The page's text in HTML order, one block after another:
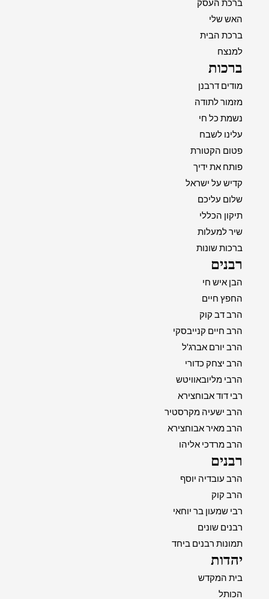
ברכת העסק
האש שלי
ברכת הבית
למנצח
ברכות
מודים דרבנן
מזמור לתודה
נשמת כל חי
עלינו לשבח
פטום הקטורת
פותח את ידיך
קדיש על ישראל
שלום עליכם
תיקון הכללי
שיר למעלות
ברכות שונות
רבנים
הבן איש חי
החפץ חיים
הרב דב קוק
הרב חיים קנייבסקי
הרב יורם אברג'ל
הרב יצחק כדורי
הרבי מליובאוויטש
רבי דוד אבוחצירא
הרב ישעיה מקרסטיר
הרב מאיר אבוחצירא
הרב מרדכי אליהו
רבנים
הרב עובדיה יוסף
הרב קוק
רבי שמעון בר יוחאי
רבנים שונים
תמונות רבנים ביחד
יהדות
בית המקדש
הכותל